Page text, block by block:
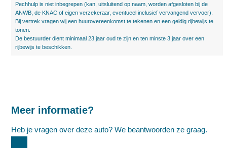
Pechhulp is niet inbegrepen (kan, uitsluitend op naam, worden afgesloten bij de
ANWB, de KNAC of eigen verzekeraar, eventueel inclusief vervangend vervoer).
Bij vertrek vragen wij een huurovereenkomst te tekenen en een geldig rijbewijs te
tonen.
De bestuurder dient minimaal 23 jaar oud te zijn en ten minste 3 jaar over een
rijbewijs te beschikken.
Meer informatie?
Heb je vragen over deze auto? We beantwoorden ze graag.